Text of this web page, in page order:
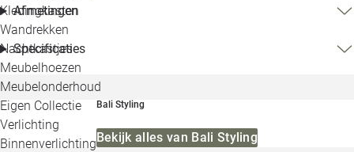
Kledingkasten
Wandrekken
Nachtkastjes
Meubelhoezen
Meubelonderhoud
Eigen Collectie
Verlichting
Binnenverlichting
Afmetingen
Specificaties
Bali Styling
Bekijk alles van Bali Styling